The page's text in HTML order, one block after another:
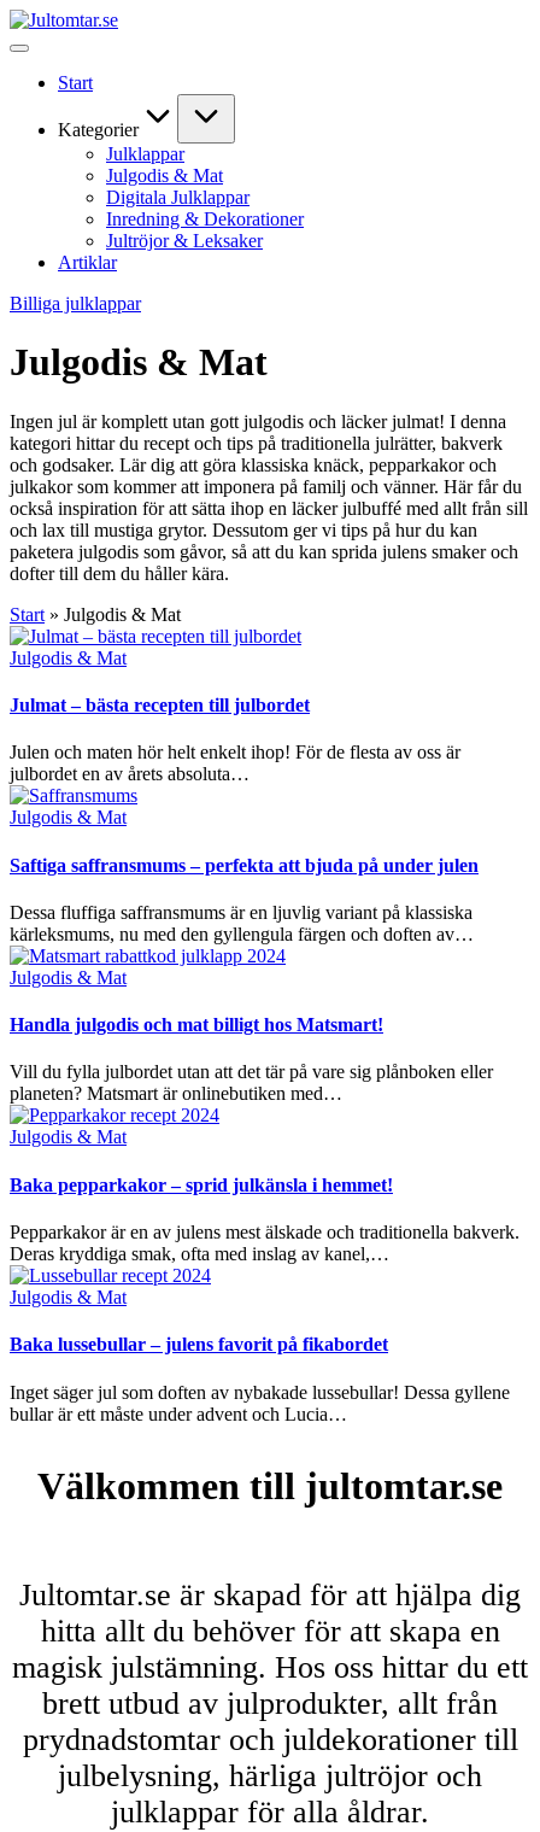
Skip
to
Jultomtar.se
Julens
produkter
rabattkoder
Jultomtar.se
Start
Kategorier
Julklappar
Julgodis & Mat
Digitala Julklappar
Inredning & Dekorationer
Jultröjor & Leksaker
Artiklar
Billiga julklappar
Julgodis & Mat
Ingen jul är komplett utan gott julgodis och läcker julmat! I denna
kategori hittar du recept och tips på traditionella julrätter, bakverk
och godsaker. Lär dig att göra klassiska knäck, pepparkakor och
julkakor som kommer att imponera på familj och vänner. Här får du
också inspiration för att sätta ihop en läcker julbuffé med allt från sill
och lax till mustiga grytor. Dessutom ger vi tips på hur du kan
paketera julgodis som gåvor, så att du kan sprida julens smaker och
dofter till dem du håller kära.
Start » Julgodis & Mat
Posted
Julgodis & Mat
Julmat – bästa recepten till julbordet
Julen och maten hör helt enkelt ihop! För de flesta av oss är
julbordet en av årets absoluta…
Posted
Julgodis & Mat
Saftiga saffransmums – perfekta att bjuda på under julen
Dessa fluffiga saffransmums är en ljuvlig variant på klassiska
kärleksmums, nu med den gyllengula färgen och doften av…
Posted
Julgodis & Mat
Handla julgodis och mat billigt hos Matsmart!
Vill du fylla julbordet utan att det tär på vare sig plånboken eller
planeten? Matsmart är onlinebutiken med…
Posted
Julgodis & Mat
Baka pepparkakor – sprid julkänsla i hemmet!
Pepparkakor är en av julens mest älskade och traditionella bakverk.
Deras kryddiga smak, ofta med inslag av kanel,…
Posted
Julgodis & Mat
Baka lussebullar – julens favorit på fikabordet
Inget säger jul som doften av nybakade lussebullar! Dessa gyllene
bullar är ett måste under advent och Lucia…
Välkommen till jultomtar.se
Jultomtar.se är skapad för att hjälpa dig
hitta allt du behöver för att skapa en
magisk julstämning. Hos oss hittar du ett
brett utbud av julprodukter, allt från
prydnadstomtar och juldekorationer till
julbelysning, härliga jultröjor och
julklappar för alla åldrar.